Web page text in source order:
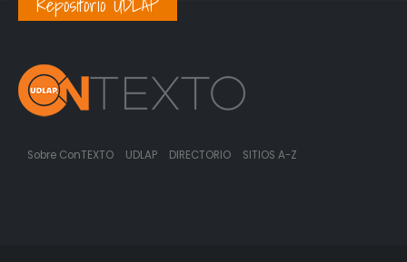
Sobre ConTEXTO UDLAP DIRECTORIO SITIOS A-Z